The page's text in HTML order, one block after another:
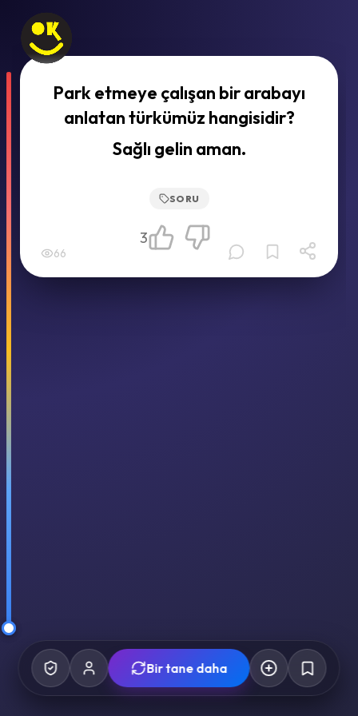
Park etmeye çalışan bir arabayı
anlatan türkümüz hangisidir?
Sağlı gelin aman.
SORU
66
3
Bir tane daha